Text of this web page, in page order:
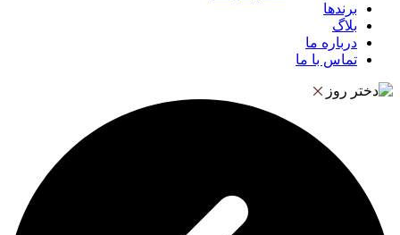
برندها
بلاگ
درباره ما
تماس با ما